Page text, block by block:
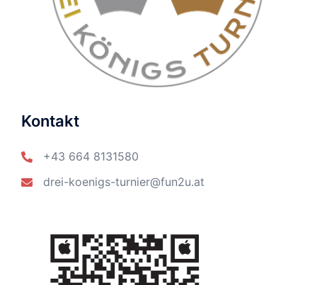
Kontakt
+43 664 8131580
drei-koenigs-turnier@fun2u.at